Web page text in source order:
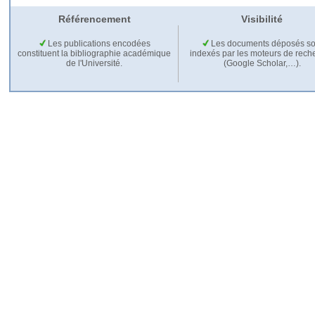
Référencement Visibilité
Les publications encodées
constituent la bibliographie académique
de l'Université.
Les documents déposés
indexés par les moteurs de
(Google Scholar,…).